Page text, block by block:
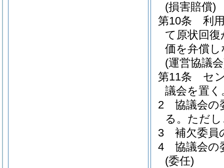
(損害賠償)
第10条
利
て原状回
価を弁償
(運営協議
第11条
セ
議会を置く
2
協議会の
る。 ただ
3
補欠委員
4
協議会の
(委任)